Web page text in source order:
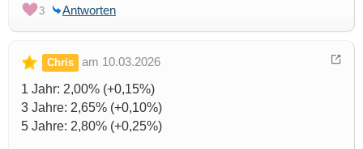
3 Antworten
Chris
am 10.03.2026
1 Jahr: 2,00% (+0,15%)
3 Jahre: 2,65% (+0,10%)
5 Jahre: 2,80% (+0,25%)